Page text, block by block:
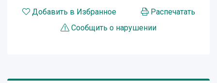
Добавить в Избранное
Распечатать
Сообщить о нарушении